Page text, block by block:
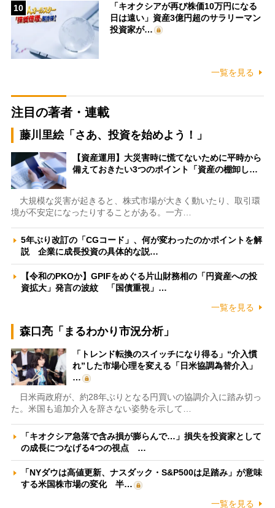
10
「キオクシアが再び株価10万円になる
日は遠い」資産3億円超のサラリーマン
投資家が…
一覧を見る
注目の著者・連載
藤川里絵「さあ、投資を始めよう！」
【資産運用】大災害時に慌てないために平時から
備えておきたい3つのポイント「資産の棚卸し…
大規模な災害が起きると、株式市場が大きく動いたり、取引環
境が不安定になったりすることがある。一方…
5年ぶり改訂の「CGコード」、何が変わったのかポイントを解
説 企業に成長投資の具体的な説…
【令和のPKOか】GPIFをめぐる片山財務相の「円資産への投
資拡大」発言の波紋 「国債重視」…
一覧を見る
森口亮「まるわかり市況分析」
「トレンド転換のスイッチになり得る」“介入慣
れ”した市場心理を変える「日米協調為替介入」
…
日米両政府が、約28年ぶりとなる円買いの協調介入に踏み切っ
た。米国も追加介入を辞さない姿勢を示して…
「キオクシア急落で含み損が膨らんで…」損失を投資家として
の成長につなげる4つの視点 …
「NYダウは高値更新、ナスダック・S&P500は足踏み」が意味
する米国株市場の変化 半…
一覧を見る